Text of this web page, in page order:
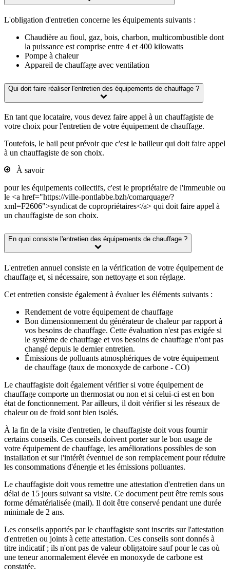
L'obligation d'entretien concerne les équipements suivants :
Chaudière au fioul, gaz, bois, charbon, multicombustible dont
la puissance est comprise entre 4 et 400 kilowatts
Pompe à chaleur
Appareil de chauffage avec ventilation
Qui doit faire réaliser l'entretien des équipements de chauffage ?
En tant que locataire, vous devez faire appel à un chauffagiste de
votre choix pour l'entretien de votre équipement de chauffage.
Toutefois, le bail peut prévoir que c'est le bailleur qui doit faire appel
à un chauffagiste de son choix.
À savoir
pour les équipements collectifs, c'est le propriétaire de l'immeuble ou
le <a href="https://ville-pontlabbe.bzh/comarquage/?
xml=F2606">syndicat de copropriétaires</a> qui doit faire appel à
un chauffagiste de son choix.
En quoi consiste l'entretien des équipements de chauffage ?
L'entretien annuel consiste en la vérification de votre équipement de
chauffage et, si nécessaire, son nettoyage et son réglage.
Cet entretien consiste également à évaluer les éléments suivants :
Rendement de votre équipement de chauffage
Bon dimensionnement du générateur de chaleur par rapport à
vos besoins de chauffage. Cette évaluation n'est pas exigée si
le système de chauffage et vos besoins de chauffage n'ont pas
changé depuis le dernier entretien.
Émissions de polluants atmosphériques de votre équipement
de chauffage (taux de monoxyde de carbone - CO)
Le chauffagiste doit également vérifier si votre équipement de
chauffage comporte un thermostat ou non et si celui-ci est en bon
état de fonctionnement. Par ailleurs, il doit vérifier si les réseaux de
chaleur ou de froid sont bien isolés.
À la fin de la visite d'entretien, le chauffagiste doit vous fournir
certains conseils. Ces conseils doivent porter sur le bon usage de
votre équipement de chauffage, les améliorations possibles de son
installation et sur l'intérêt éventuel de son remplacement pour réduire
les consommations d'énergie et les émissions polluantes.
Le chauffagiste doit vous remettre une attestation d'entretien dans un
délai de 15 jours suivant sa visite. Ce document peut être remis sous
forme dématérialisée (mail). Il doit être conservé pendant une durée
minimale de 2 ans.
Les conseils apportés par le chauffagiste sont inscrits sur l'attestation
d'entretien ou joints à cette attestation. Ces conseils sont donnés à
titre indicatif ; ils n'ont pas de valeur obligatoire sauf pour le cas où
une teneur anormalement élevée en monoxyde de carbone est
constatée.